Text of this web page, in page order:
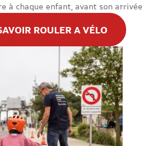
à chaque enfant, avant son
ROULER A VÉLO